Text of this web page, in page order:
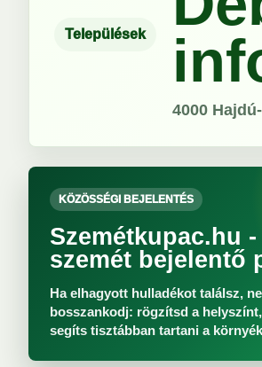
Települések
4000
KÖZÖSSÉGI BEJELENTÉS
Szemétkupac.hu
szemét bejelentő
Ha elhagyott hulladékot találsz,
bosszankodj: rögzítsd a
segíts tisztábban tartani a